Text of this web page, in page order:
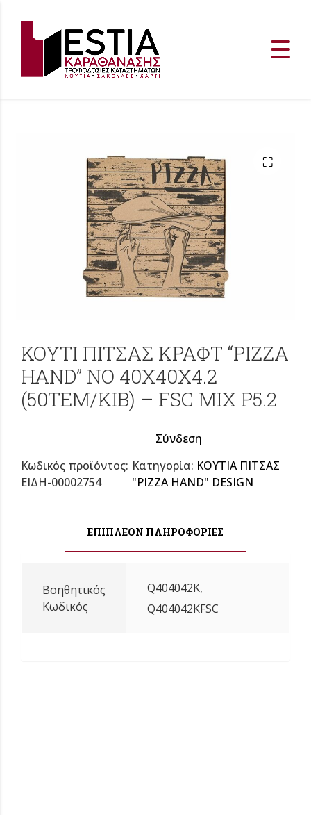
ΚΟΥΤΙ ΠΙΤΣΑΣ ΚΡΑΦΤ “PIZZA
HAND” NO 40X40X4.2
(50TEM/KIB) – FSC MIX P5.2
Σύνδεση
Κωδικός προϊόντος:
ΕΙΔΗ-00002754
Κατηγορία: ΚΟΥΤΙΑ ΠΙΤΣΑΣ
"PIZZA HAND" DESIGN
ΕΠΙΠΛΈΟΝ ΠΛΗΡΟΦΟΡΊΕΣ
Βοηθητικός
Κωδικός
Q404042K,
Q404042KFSC